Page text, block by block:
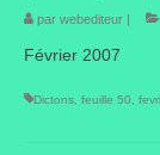
Taille
par webediteur |
Février 2007
Dictons feuille 50